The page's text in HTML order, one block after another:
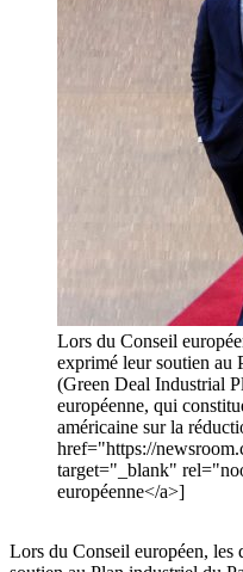
Lors du Conseil
exprimé leur soutien au
(Green Deal Industrial
européenne, qui
américaine sur la
href="https://
target="_blank"
européenne</a>]
Lors du Conseil européen, les